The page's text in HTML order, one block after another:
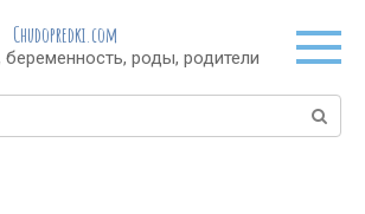
Chudopredki.com
роды, родители